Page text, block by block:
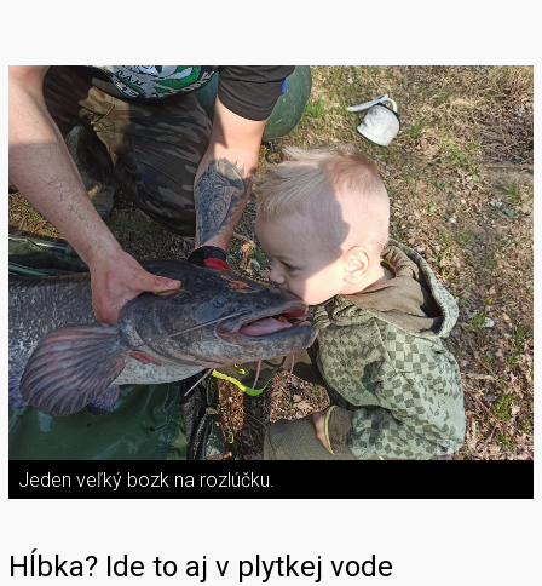
Jeden veľký bozk na rozlúčku.
Hĺbka? Ide to aj v plytkej vode